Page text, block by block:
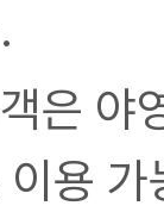
은 야
용